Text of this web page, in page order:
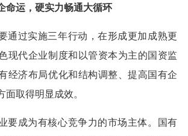
命运，硬实力畅通大循环
通过实施三年行动，在形成更加成熟更
现代企业制度和以管资本为主的国资监
经济布局优化和结构调整、提高国有企
面取得明显成效。
要成为有核心竞争力的市场主体。国有